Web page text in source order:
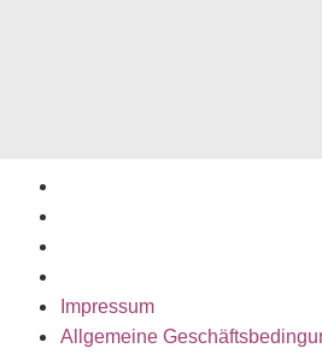
Impressum
Allgemeine